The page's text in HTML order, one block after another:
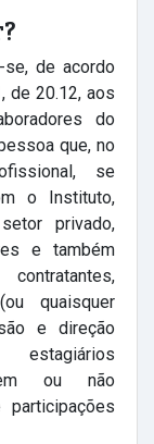
se, de acordo
de 20.12, aos
do
que, no
se
o Instituto,
privado,
e também
quaisquer
e direção
ou não